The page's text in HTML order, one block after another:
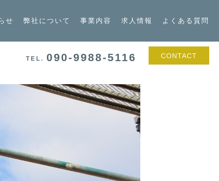
せ 弊社について 事業内容 求人情報 よくある質問
TEL. 090-9988-5116 CONTACT